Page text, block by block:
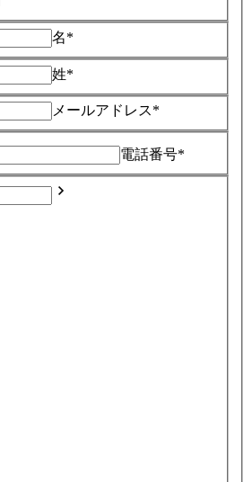
名*
姓*
メールアドレス*
電話番号*